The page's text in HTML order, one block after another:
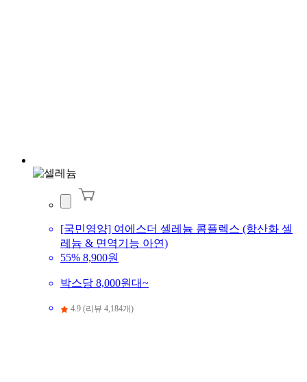
[국민영양] 여에스더 셀레늄 콤플렉스 (항산화 셀
레늄 & 면역기능 아연)
55% 8,900원
박스당 8,000원대~
4.9 (리뷰 4,184개)